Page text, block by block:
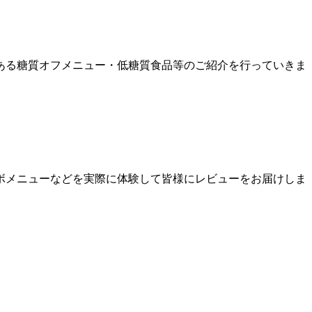
糖質オフメニュー・低糖質食品等のご紹介を行っていきま
ニューなどを実際に体験して皆様にレビューをお届けしま